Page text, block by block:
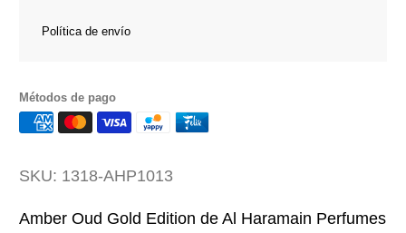
Política de envío
Métodos de pago
SKU: 1318-AHP1013
Amber Oud Gold Edition de Al Haramain Perfumes